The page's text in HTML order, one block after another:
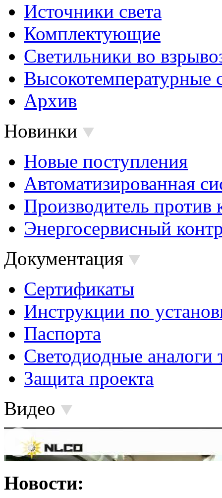
Источники света
Комплектующие
Светильники во
Высокотемпературные
Архив
Новинки
Новые поступления
Автоматизированная
Производитель против
Энергосервисный
Документация
Сертификаты
Инструкции по
Паспорта
Светодиодные аналоги
Защита проекта
Видео
Новости: